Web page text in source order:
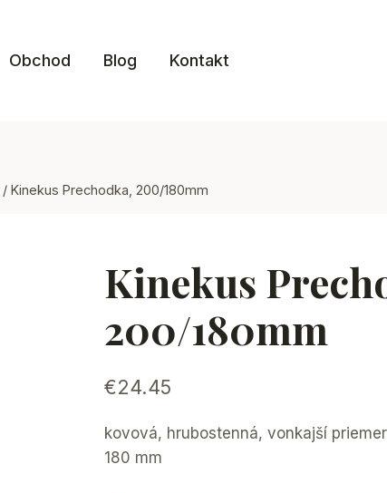
Obchod Blog Kontakt
/ Kinekus Prechodka, 200/180mm
Kinekus
200/180mm
€24.45
kovová, hrubostenná, vonkajší
180 mm